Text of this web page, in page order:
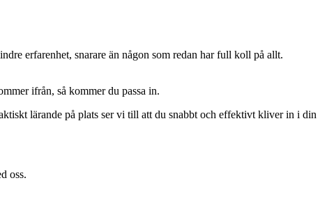
erfarenhet, snarare än någon som redan har full koll på allt.
ifrån, så kommer du passa in.
lärande på plats ser vi till att du snabbt och effektivt kliver in i din
oss.